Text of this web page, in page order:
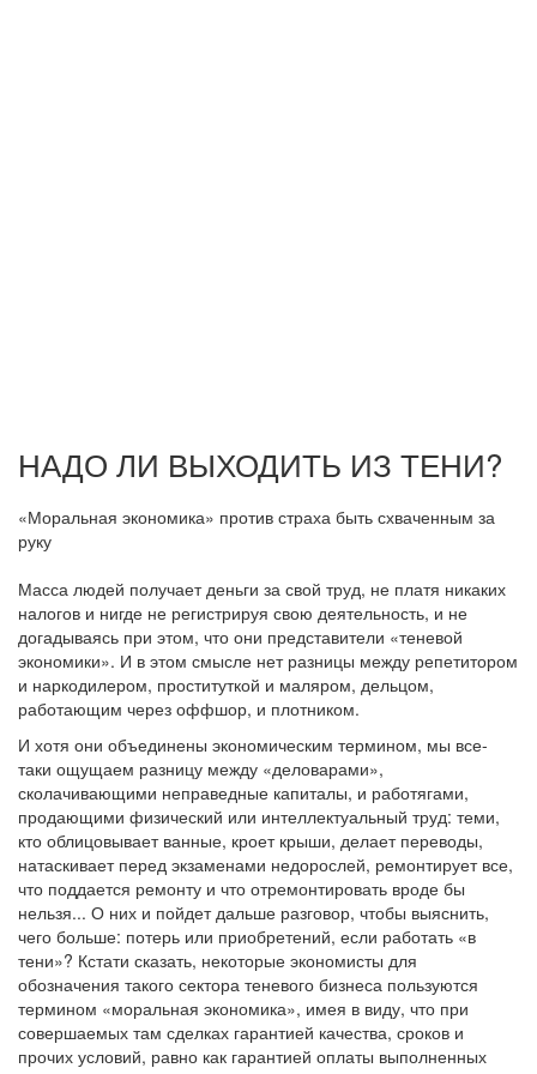
НАДО ЛИ ВЫХОДИТЬ ИЗ ТЕНИ?
«Моральная экономика» против страха быть схваченным за
руку
Масса людей получает деньги за свой труд, не платя никаких
налогов и нигде не регистрируя свою деятельность, и не
догадываясь при этом, что они представители «теневой
экономики». И в этом смысле нет разницы между репетитором
и наркодилером, проституткой и маляром, дельцом,
работающим через оффшор, и плотником.
И хотя они объединены экономическим термином, мы все-
таки ощущаем разницу между «деловарами»,
сколачивающими неправедные капиталы, и работягами,
продающими физический или интеллектуальный труд: теми,
кто облицовывает ванные, кроет крыши, делает переводы,
натаскивает перед экзаменами недорослей, ремонтирует все,
что поддается ремонту и что отремонтировать вроде бы
нельзя... О них и пойдет дальше разговор, чтобы выяснить,
чего больше: потерь или приобретений, если работать «в
тени»? Кстати сказать, некоторые экономисты для
обозначения такого сектора теневого бизнеса пользуются
термином «моральная экономика», имея в виду, что при
совершаемых там сделках гарантией качества, сроков и
прочих условий, равно как гарантией оплаты выполненных